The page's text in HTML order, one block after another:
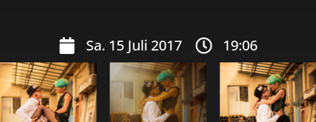
Sa. 15 Juli 2017 19:06